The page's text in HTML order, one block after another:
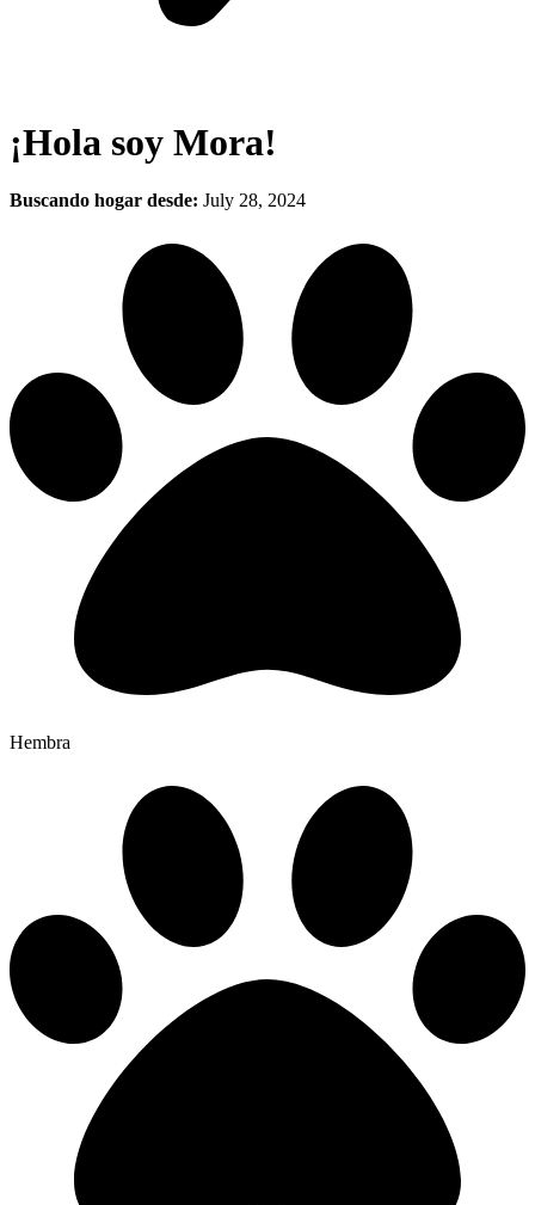
¡Hola soy Mora!
Buscando hogar desde: July 28, 2024
Hembra